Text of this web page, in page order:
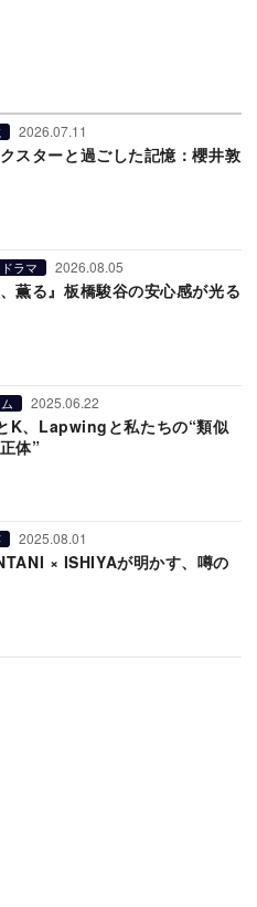
2026.07.11
スターと過ごした記憶：櫻井敦
ラマ 2026.08.05
、薫る』板橋駿谷の安心感が光る
2025.06.22
K、Lapwingと私たちの“類似
体”
2025.08.01
× ISHIYAが明かす、噂の